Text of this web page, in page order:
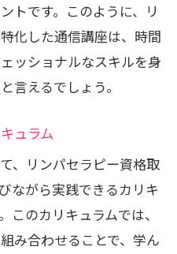
環境整備
ベーション維持法
供する柔軟な学習環
習プランの作成
ティの活用法
限に活かす方法
サポート体制
学びの在り方
トです。このように、リ
化した通信講座は、時間
ッショナルなスキルを身
言えるでしょう。
ュラム
、リンパセラピー資格取
ながら実践できるカリキ
このカリキュラムでは、
み合わせることで、学ん